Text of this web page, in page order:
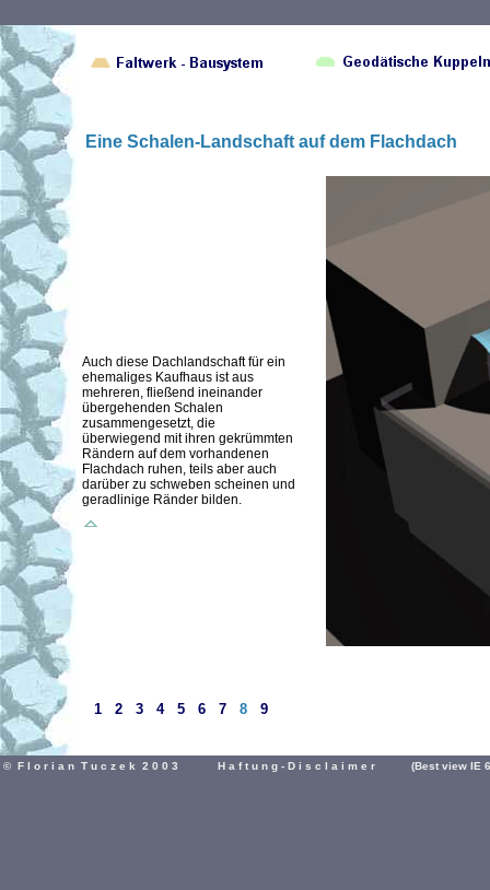
Eine Schalen-Landschaft auf dem Flachdach
Auch diese Dachlandschaft für ein
ehemaliges Kaufhaus ist aus
mehreren, fließend ineinander
übergehenden Schalen
zusammengesetzt, die
überwiegend mit ihren gekrümmten
Rändern auf dem vorhandenen
Flachdach ruhen, teils aber auch
darüber zu schweben scheinen und
geradlinige Ränder bilden.
1 2 3 4 5 6 7 8 9
© F l o r i a n T u c z e k 2 0 0 3 H a f t u n g - D i s c l a i m e r (Best view IE